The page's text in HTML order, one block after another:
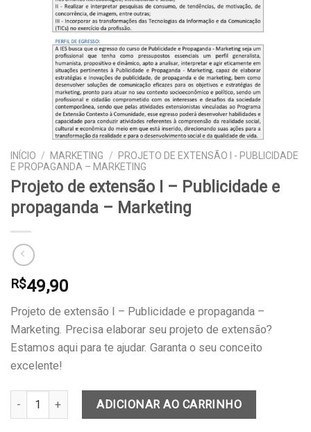
INÍCIO / MARKETING /
PROJETO DE EXTENSÃO I - PUBLICIDADE
E PROPAGANDA – MARKETING
Projeto de extensão I – Publicidade e
propaganda – Marketing
R$49,90
Projeto de extensão I – Publicidade e propaganda –
Marketing. Precisa elaborar seu projeto de extensão?
Estamos aqui para te ajudar. Garanta o seu conceito
excelente!
Projeto de extensão I - Publicidade e propaganda – Marketing
ADICIONAR AO CARRINHO